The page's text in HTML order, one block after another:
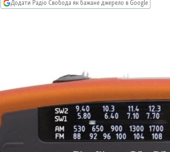
Додати Радіо Свобода як бажане джерело в Google